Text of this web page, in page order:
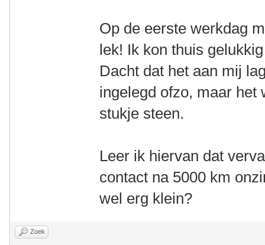
Op de eerste werkdag
lek! Ik kon thuis
Dacht dat het aan mij
ingelegd ofzo, maar het
stukje steen.
Leer ik hiervan dat
contact na 5000 km
wel erg klein?
Zoek